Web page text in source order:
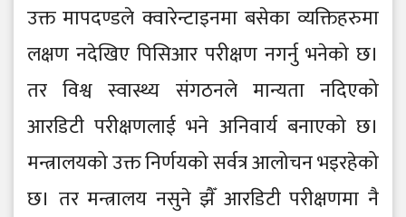
उक्त मापदण्डले क्वारेन्टाइनमा बसेका व्यक्तिहरुमा
लक्षण नदेखिए पिसिआर परीक्षण नगर्नु भनेको छ।
तर विश्व स्वास्थ्य संगठनले मान्यता नदिएको
आरडिटी परीक्षणलाई भने अनिवार्य बनाएको छ।
मन्त्रालयको उक्त निर्णयको सर्वत्र आलोचन भइरहेको
छ। तर मन्त्रालय नसुने झैँ आरडिटी परीक्षणमा नै